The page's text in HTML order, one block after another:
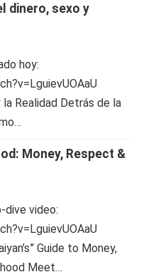
dinero, sexo y
hoy:
Realidad Detrás de la
Money, Respect &
dive video:
Guide to Money,
Meet…